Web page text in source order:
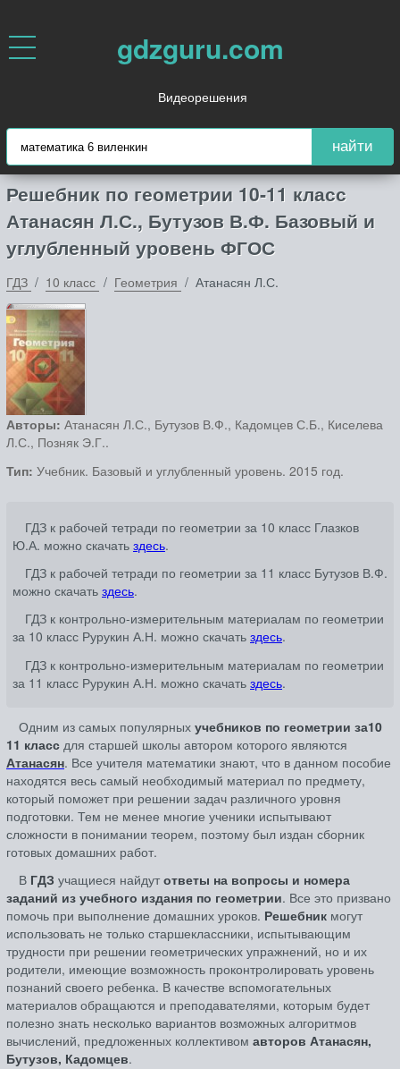
gdzguru.com
Видеорешения
найти
Решебник по геометрии 10‐11 класс
Атанасян Л.С., Бутузов В.Ф. Базовый и
углубленный уровень ФГОС
ГДЗ 10 класс Геометрия Атанасян Л.С.
Авторы: Атанасян Л.С., Бутузов В.Ф., Кадомцев С.Б., Киселева
Л.С., Позняк Э.Г..
Тип: Учебник. Базовый и углубленный уровень. 2015 год.
ГДЗ к рабочей тетради по геометрии за 10 класс Глазков
Ю.А. можно скачать здесь.
ГДЗ к рабочей тетради по геометрии за 11 класс Бутузов В.Ф.
можно скачать здесь.
ГДЗ к контрольно-измерительным материалам по геометрии
за 10 класс Рурукин А.Н. можно скачать здесь.
ГДЗ к контрольно-измерительным материалам по геометрии
за 11 класс Рурукин А.Н. можно скачать здесь.
Одним из самых популярных учебников по геометрии за10
11 класс для старшей школы автором которого являются
Атанасян. Все учителя математики знают, что в данном пособие
находятся весь самый необходимый материал по предмету,
который поможет при решении задач различного уровня
подготовки. Тем не менее многие ученики испытывают
сложности в понимании теорем, поэтому был издан сборник
готовых домашних работ.
В ГДЗ учащиеся найдут ответы на вопросы и номера
заданий из учебного издания по геометрии. Все это призвано
помочь при выполнение домашних уроков. Решебник могут
использовать не только старшеклассники, испытывающим
трудности при решении геометрических упражнений, но и их
родители, имеющие возможность проконтролировать уровень
познаний своего ребенка. В качестве вспомогательных
материалов обращаются и преподавателями, которым будет
полезно знать несколько вариантов возможных алгоритмов
вычислений, предложенных коллективом авторов Атанасян,
Бутузов, Кадомцев.